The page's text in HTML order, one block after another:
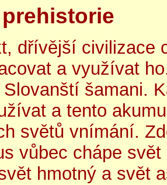
dřívější civilizace
a využívat
šamani.
a tento
světů vnímání.
vůbec chápe
hmotný a svět